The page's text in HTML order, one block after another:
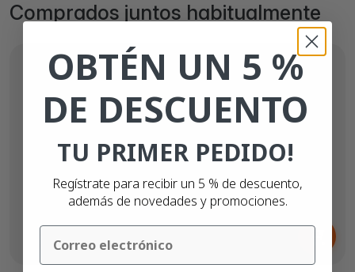
Comprados juntos habitualmente
€
OBTÉN UN 5 %
DE DESCUENTO
TU PRIMER PEDIDO!
Regístrate para recibir un 5 % de descuento,
además de novedades y promociones.
Email